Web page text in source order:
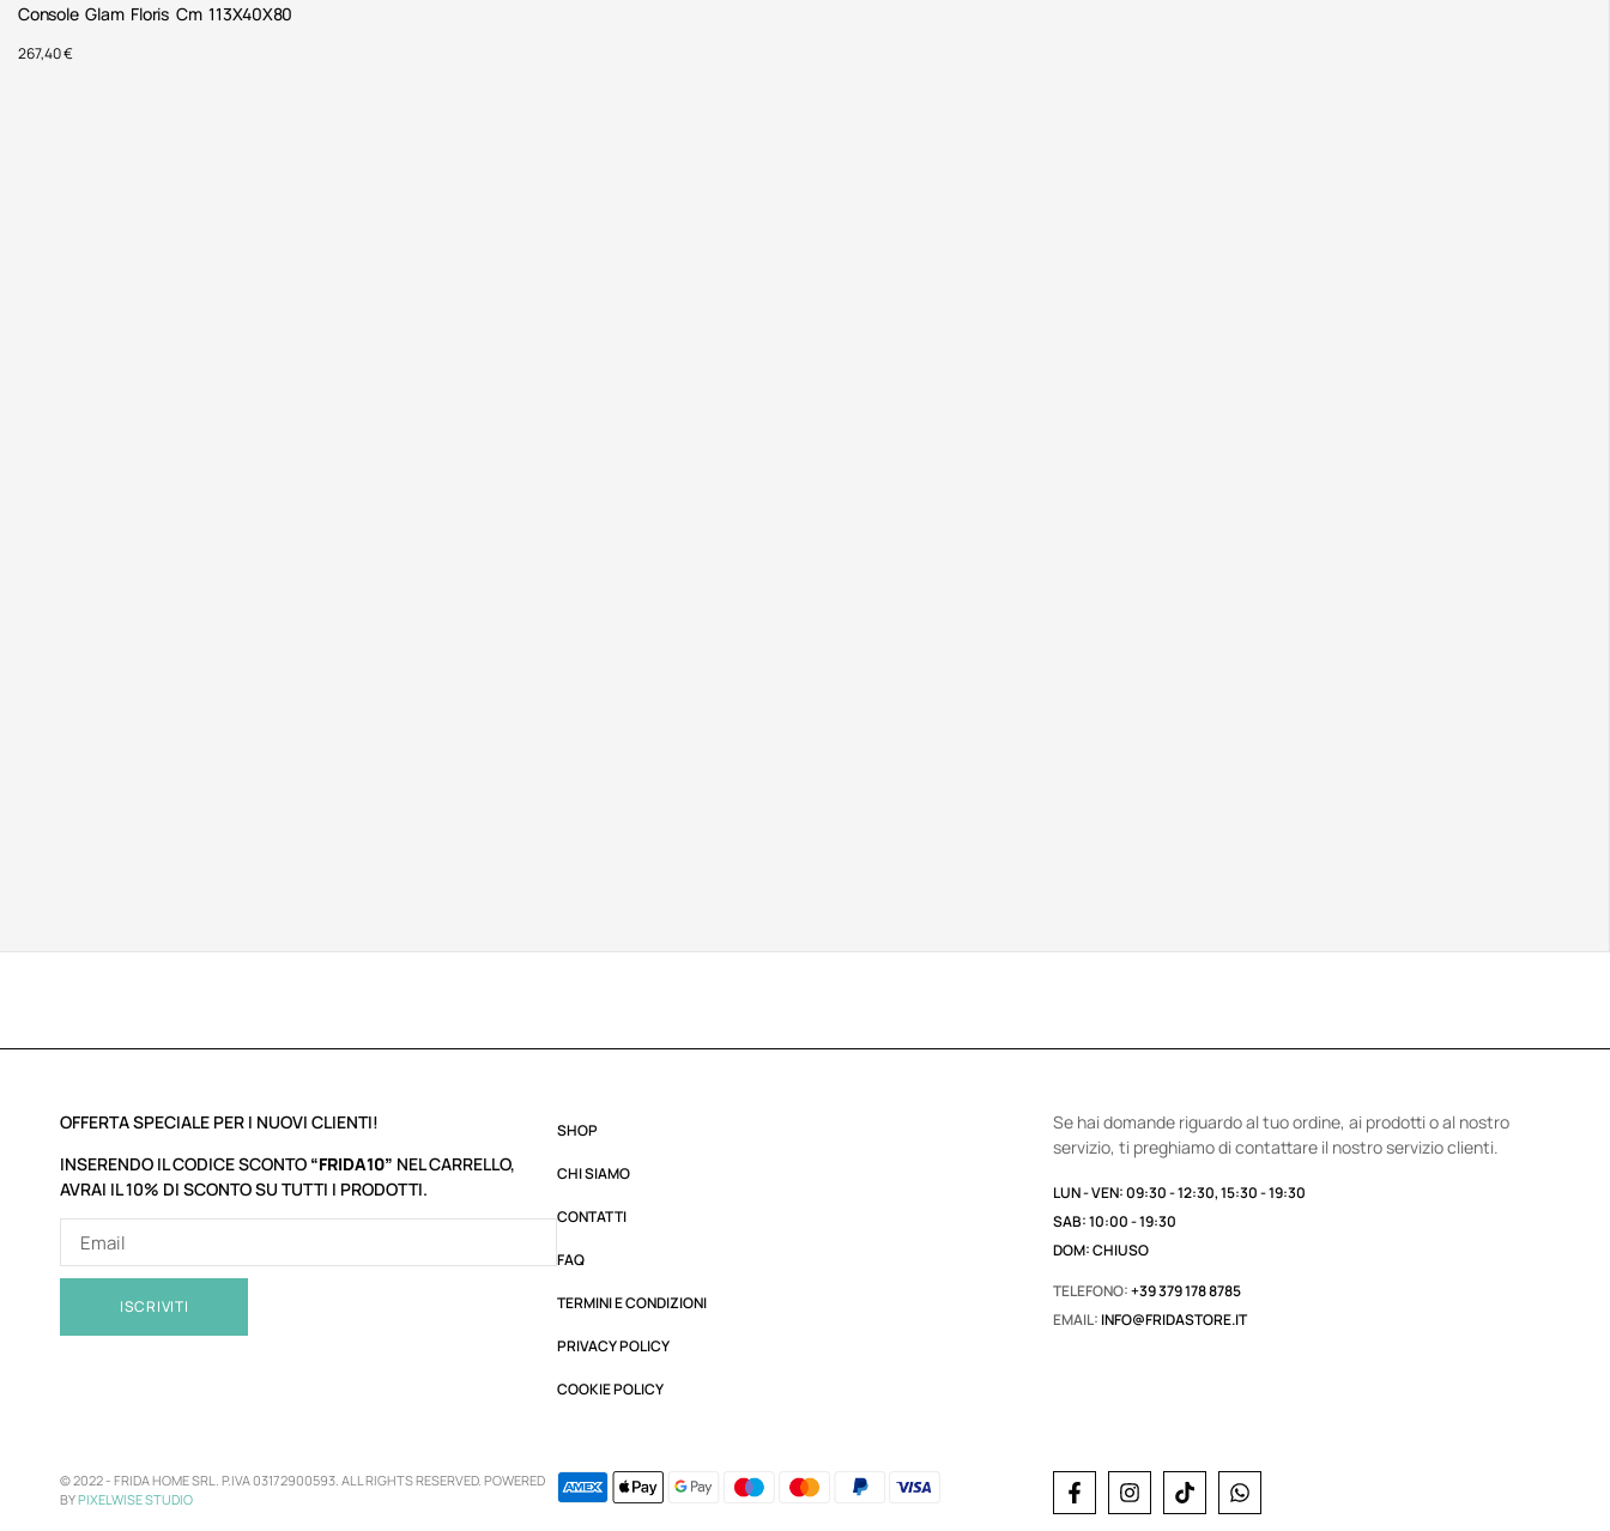
Console Glam Floris Cm 113X40X80
267,40€
OFFERTA SPECIALE PER I NUOVI CLIENTI!
INSERENDO IL CODICE SCONTO “FRIDA10” NEL CARRELLO,
AVRAI IL 10% DI SCONTO SU TUTTI I PRODOTTI.
ISCRIVITI
SHOP
CHI SIAMO
CONTATTI
FAQ
TERMINI E CONDIZIONI
PRIVACY POLICY
COOKIE POLICY
Se hai domande riguardo al tuo ordine, ai prodotti o al nostro
servizio, ti preghiamo di contattare il nostro servizio clienti.
LUN - VEN: 09:30 - 12:30, 15:30 - 19:30
SAB: 10:00 - 19:30
DOM: CHIUSO
TELEFONO:+39 379 178 8785
EMAIL: INFO@FRIDASTORE.IT
© 2022 - FRIDA HOME SRL. P.IVA 03172900593. ALL RIGHTS RESERVED. POWERED
BYPIXELWISE STUDIO